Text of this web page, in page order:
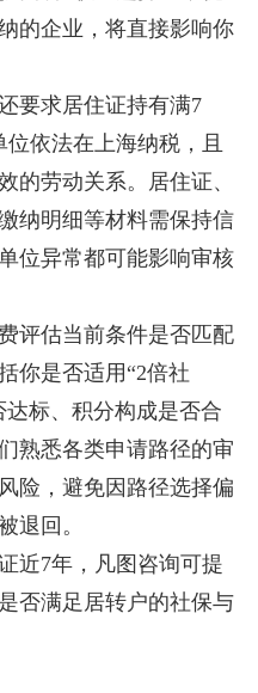
的企业，将直接影响你
求居住证持有满7
依法在上海纳税，且
的劳动关系。居住证、
纳明细等材料需保持信
位异常都可能影响审核
估当前条件是否匹配
你是否适用“2倍社
标、积分构成是否合
熟悉各类申请路径的审
险，避免因路径选择偏
退回。
7年，凡图咨询可提
否满足居转户的社保与